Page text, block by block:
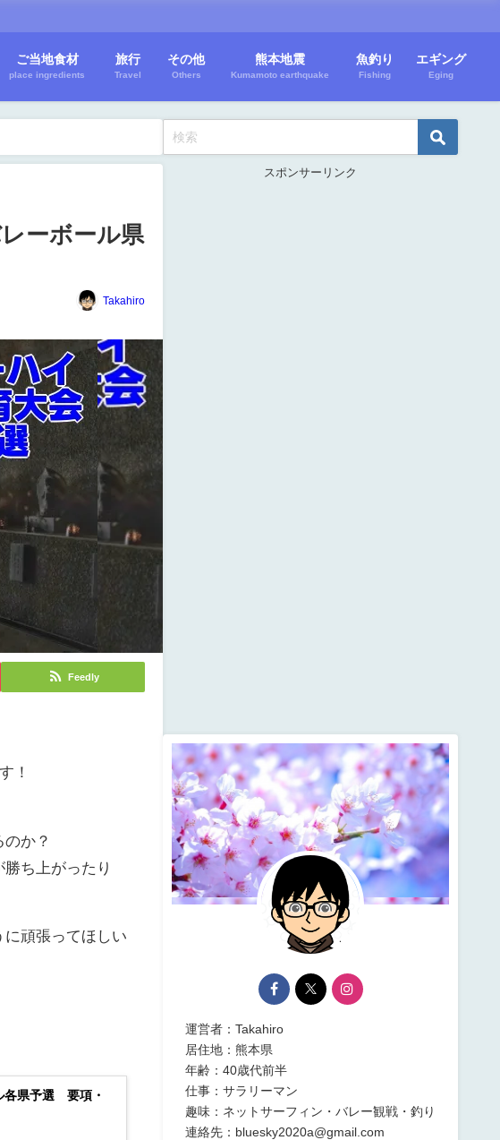
ご当地食材
place ingredients
旅行
Travel
その他
Others
熊本地震
Kumamoto earthquake
魚釣り
Fishing
エギング
Eging
ーボール県
Takahiro
Feedly
！
か？
ち上がったり
頑張ってほしい
各県予選 要項・
スポンサーリンク
運営者：Takahiro
居住地：熊本県
年齢：40歳代前半
仕事：サラリーマン
趣味：ネットサーフィン・バレー観戦・釣り
連絡先：bluesky2020a@gmail.com